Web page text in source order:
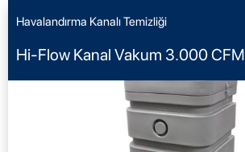
Havalandırma Kanalı Temizliği
Hi-Flow Kanal Vakum 3.000 CFM